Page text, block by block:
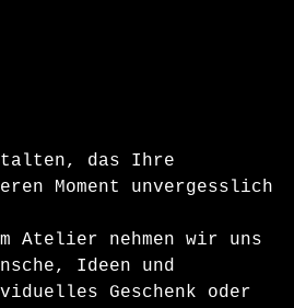
das Ihre
Moment unvergesslich
Atelier nehmen wir uns
Ideen und
Geschenk oder